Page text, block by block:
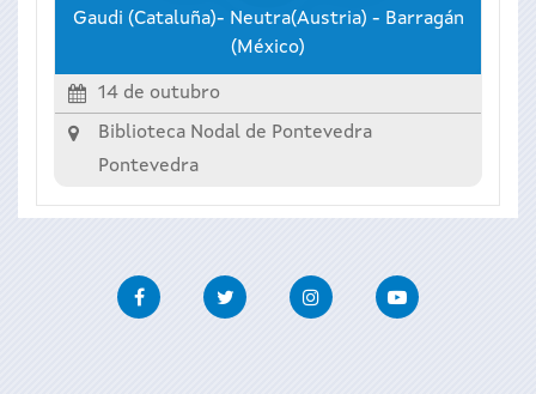
Gaudi (Cataluña)- Neutra(Austria) - Barragán
(México)
14 de outubro
Biblioteca Nodal de Pontevedra
Pontevedra
FacebookTwitter InstagramYoutube